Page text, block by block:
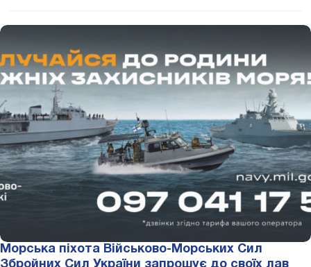
Морська піхота Військово-Морських Сил